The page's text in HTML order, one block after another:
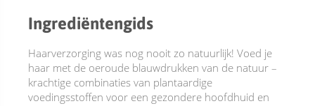
Ingrediëntengids
Haarverzorging was nog nooit zo natuurlijk! Voed je
haar met de oeroude blauwdrukken van de natuur –
krachtige combinaties van plantaardige
voedingsstoffen voor een gezondere hoofdhuid en